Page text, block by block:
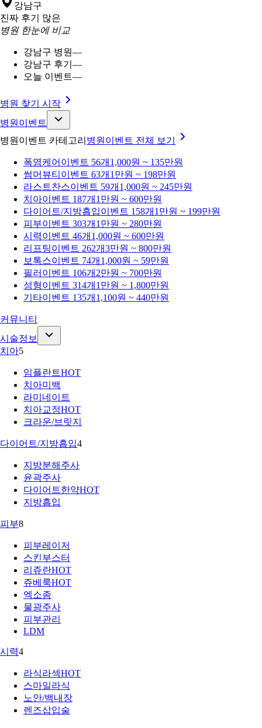
강남구
진짜 후기 많은
병원 한눈에 비교
강남구 병원—
강남구 후기 —
오늘 이벤트—
병원 찾기 시작
병원이벤트
병원이벤트 카테고리 병원이벤트 전체 보기
폭염케어 이벤트 56개 1,000원 ~ 135만원
썸머뷰티 이벤트 63개 1만원 ~ 198만원
라스트찬스이벤트 59개 1,000원 ~ 245만원
치아이벤트 187개 1만원 ~ 600만원
다이어트/지방흡입이벤트 158개 1만원 ~ 199만원
피부이벤트 303개 1만원 ~ 280만원
시력이벤트 46개 1,000원 ~ 600만원
리프팅이벤트 262개3만원 ~ 800만원
보톡스이벤트 74개 1,000원 ~ 59만원
필러 이벤트 106개 2만원 ~ 700만원
성형이벤트 314개 1만원 ~ 1,800만원
기타이벤트 135개 1,100원 ~ 440만원
커뮤니티
시술정보
치아5
임플란트HOT
치아미백
라미네이트
치아교정HOT
크라운/브릿지
다이어트/지방흡입4
지방분해주사
윤곽주사
다이어트한약HOT
지방흡입
피부8
피부레이저
스킨부스터
리쥬란HOT
쥬베룩HOT
엑소좀
물광주사
피부관리
LDM
시력4
라식라섹HOT
스마일라식
노안/백내장
렌즈삽입술